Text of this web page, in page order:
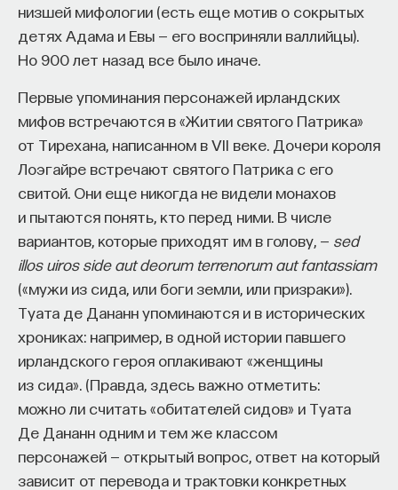
низшей мифологии (есть еще мотив о сокрытых
детях Адама и Евы — его восприняли валлийцы).
Но 900 лет назад все было иначе.
Первые упоминания персонажей ирландских
мифов встречаются в «Житии святого Патрика»
от Тирехана, написанном в VII веке. Дочери короля
Лоэгайре встречают святого Патрика с его
свитой. Они еще никогда не видели монахов
и пытаются понять, кто перед ними. В числе
вариантов, которые приходят им в голову, — sed
illos uiros side aut deorum terrenorum aut fantassiam
(«мужи из сида, или боги земли, или призраки»).
Туата де Дананн упоминаются и в исторических
хрониках: например, в одной истории павшего
ирландского героя оплакивают «женщины
из сида». (Правда, здесь важно отметить:
можно ли считать «обитателей сидов» и Туата
Де Дананн одним и тем же классом
персонажей — открытый вопрос, ответ на который
зависит от перевода и трактовки конкретных